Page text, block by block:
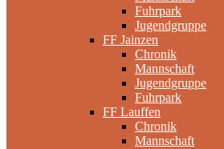
Fuhrpark
Jugendgruppe
FF Jainzen
Chronik
Mannschaft
Jugendgruppe
Fuhrpark
FF Lauffen
Chronik
Mannschaft